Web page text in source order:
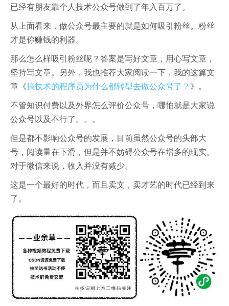
已经有朋友靠个人技术公众号做到了年入百万了。
从上面看来，做公众号最主要的就是如何吸引粉丝。粉丝
才是你赚钱的利器。
那么怎么样吸引粉丝呢？答案是写好文章，用心写文章，
坚持写文章。另外，我也推荐大家阅读一下，我的这篇文
章《搞技术的程序员为什么都转型去做公众号了？ 》。
不管知识付费以及外界怎么评价公众号，哪怕就是大家说
公众号以及不行了。。。
但是都不影响公众号的发展，目前虽然公众号的头部大
号，阅读量在下滑，但是并不妨碍公众号在增多的现实。
对于微信来说，收入并没有减少。
这是一个最好的时代，而且卖文，卖才艺的时代已经到来
了。